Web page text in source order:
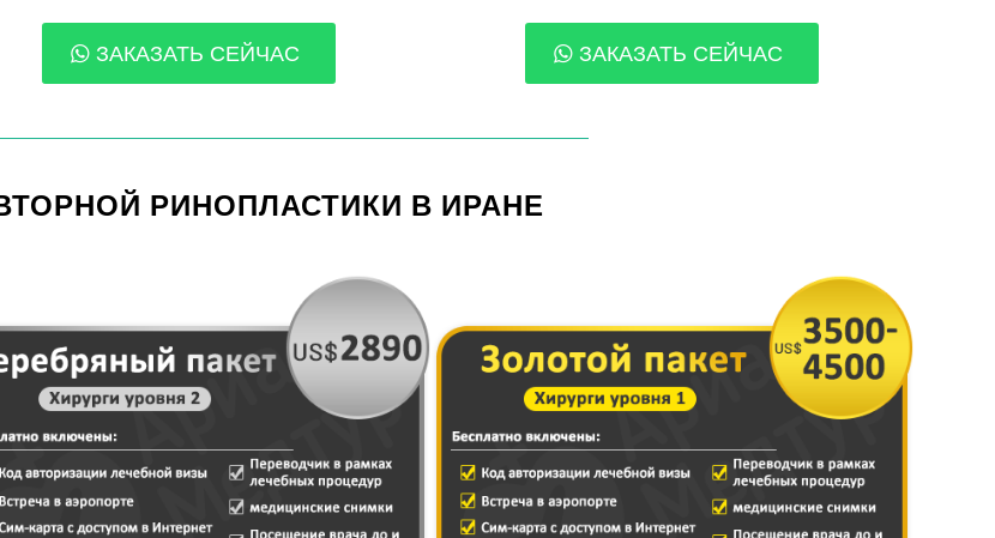
ЗАКАЗАТЬ СЕЙЧАС ЗАКАЗАТЬ СЕЙЧАС
РИНОПЛАСТИКИ В ИРАНЕ